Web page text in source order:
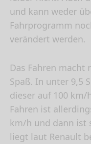
und kann weder
Fahrprogramm
verändert werden.
Das Fahren
Spaß. In unter 9,5
dieser auf 100
Fahren ist
km/h und dann ist
liegt laut Renault